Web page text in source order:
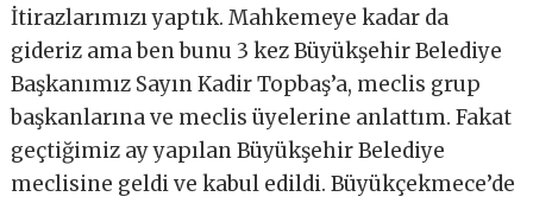
İtirazlarımızı yaptık. Mahkemeye kadar da
gideriz ama ben bunu 3 kez Büyükşehir Belediye
Başkanımız Sayın Kadir Topbaş’a, meclis grup
başkanlarına ve meclis üyelerine anlattım. Fakat
geçtiğimiz ay yapılan Büyükşehir Belediye
meclisine geldi ve kabul edildi. Büyükçekmece’de